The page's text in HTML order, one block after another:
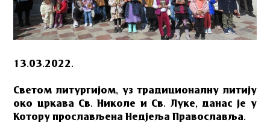
13.03.2022.
Светом литургијом, уз традиционалну литију
око цркава Св. Николе и Св. Луке, данас је у
Котору прослављена Недјеља Православља.